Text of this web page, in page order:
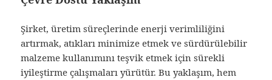
Şirket, üretim süreçlerinde enerji verimliliğini
artırmak, atıkları minimize etmek ve sürdürülebilir
malzeme kullanımını teşvik etmek için sürekli
iyileştirme çalışmaları yürütür. Bu yaklaşım, hem